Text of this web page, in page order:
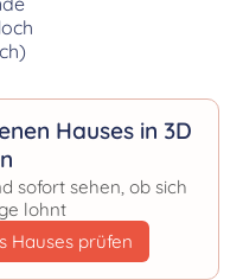
Hauses in 3D
sofort sehen, ob sich
lohnt
Hauses prüfen